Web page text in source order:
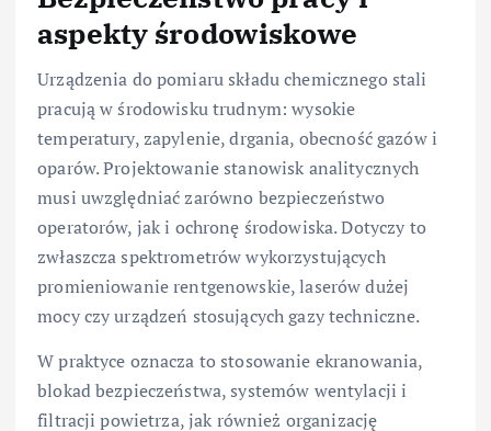
aspekty środowiskowe
Urządzenia do pomiaru składu chemicznego stali
pracują w środowisku trudnym: wysokie
temperatury, zapylenie, drgania, obecność gazów i
oparów. Projektowanie stanowisk analitycznych
musi uwzględniać zarówno bezpieczeństwo
operatorów, jak i ochronę środowiska. Dotyczy to
zwłaszcza spektrometrów wykorzystujących
promieniowanie rentgenowskie, laserów dużej
mocy czy urządzeń stosujących gazy techniczne.
W praktyce oznacza to stosowanie ekranowania,
blokad bezpieczeństwa, systemów wentylacji i
filtracji powietrza, jak również organizację